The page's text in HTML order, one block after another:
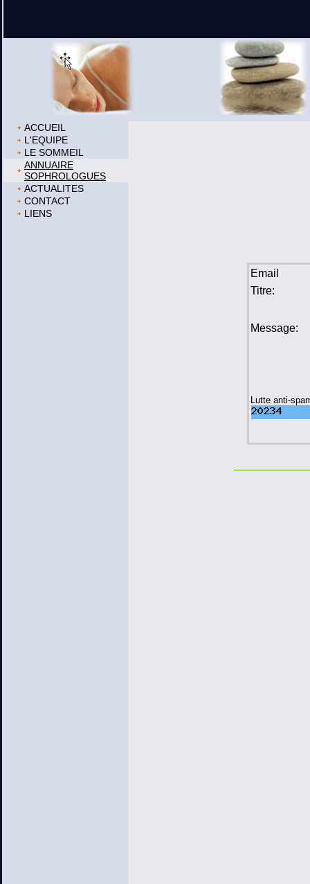
ACCUEIL
L'EQUIPE
LE SOMMEIL
ANNUAIRE
SOPHROLOGUES
ACTUALITES
CONTACT
LIENS
Email
Titre:
Message:
Lutte anti-